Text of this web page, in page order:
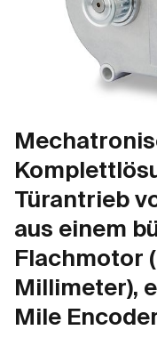
Türantrieb
aus einem
Flachmotor
Millimeter),
Mile